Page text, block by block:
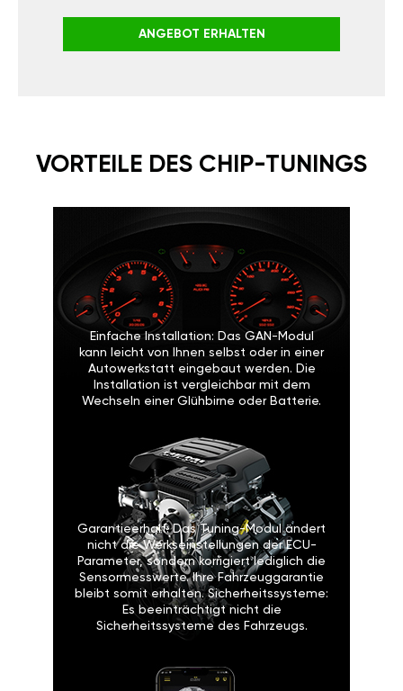
ANGEBOT ERHALTEN
VORTEILE DES CHIP-TUNINGS
Einfache Installation: Das GAN-Modul
kann leicht von Ihnen selbst oder in einer
Autowerkstatt eingebaut werden. Die
Installation ist vergleichbar mit dem
Wechseln einer Glühbirne oder Batterie.
Garantieerhalt: Das Tuning-Modul ändert
nicht die Werkseinstellungen der ECU-
Parameter, sondern korrigiert lediglich die
Sensormesswerte. Ihre Fahrzeuggarantie
bleibt somit erhalten. Sicherheitssysteme:
Es beeinträchtigt nicht die
Sicherheitssysteme des Fahrzeugs.